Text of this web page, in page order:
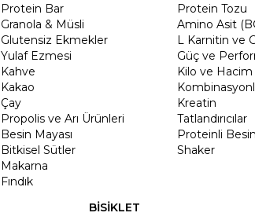
Protein Bar
Granola & Müsli
Glutensiz Ekmekler
Yulaf Ezmesi
Kahve
Kakao
Çay
Propolis ve Arı Ürünleri
Besin Mayası
Bitkisel Sütler
Makarna
Fındık
Protein Tozu
Amino Asit
L Karnitin ve
Güç ve
Kilo ve Hacim
Kreatin
Tatlandırıcılar
Proteinli
Shaker
BİSİKLET